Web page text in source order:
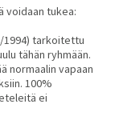
voidaan tukea:
1994) tarkoitettu
tähän ryhmään.
normaalin vapaan
100%
ei